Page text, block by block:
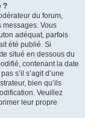
?
du forum,
Vous
adéquat, parfois
été publié. Si
situé en dessous du
contenant la date
s’il s’agit d’une
bien qu’ils
Veuillez
leur propre